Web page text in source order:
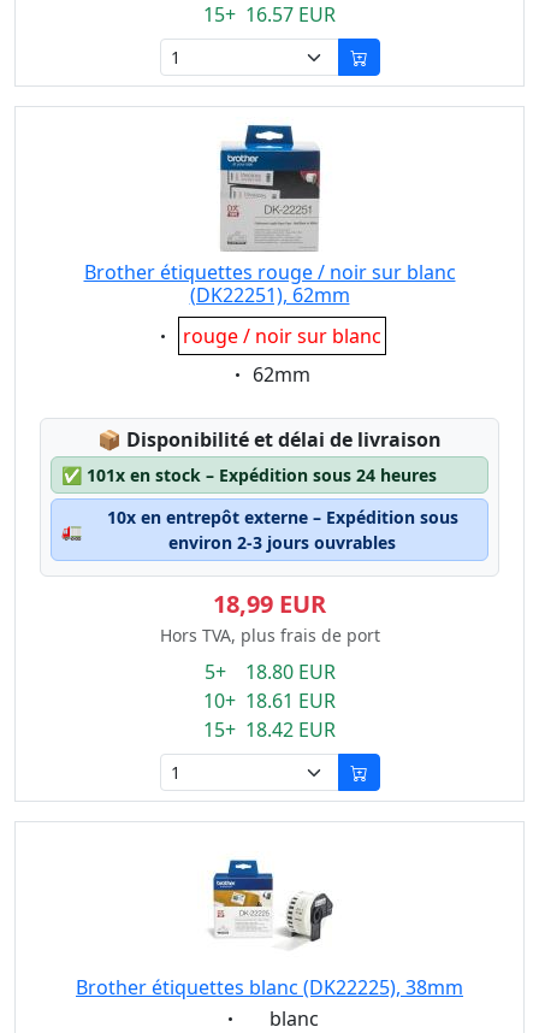
15+ 16.57 EUR
Brother étiquettes rouge / noir sur blanc
(DK22251), 62mm
Eigenschaft:
rouge / noir sur blanc
Eigenschaft:
62mm
📦 Lagerstatus:
Disponibilité et délai de livraison
✅ 101x en stock – Expédition sous 24 heures
🚛
10x en entrepôt externe – Expédition sous
environ 2-3 jours ouvrables
18,99 EUR
Hors TVA, plus frais de port
5+ 18.80 EUR
10+ 18.61 EUR
15+ 18.42 EUR
Brother étiquettes blanc (DK22225), 38mm
Eigenschaft:
blanc